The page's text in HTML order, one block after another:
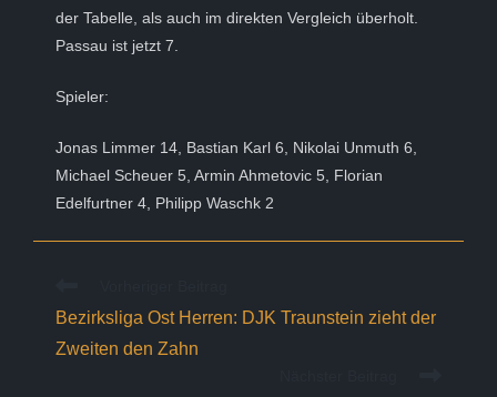
der Tabelle, als auch im direkten Vergleich überholt.
Passau ist jetzt 7.
Spieler:
Jonas Limmer 14, Bastian Karl 6, Nikolai Unmuth 6,
Michael Scheuer 5, Armin Ahmetovic 5, Florian
Edelfurtner 4, Philipp Waschk 2
ansehen
Bezirksliga Ost Herren: DJK Traunstein zieht der
Zweiten den Zahn